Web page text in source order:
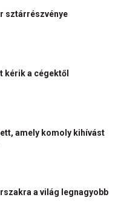
sztárrészvénye
kérik a cégektől
amely komoly kihívást
a világ legnagyobb